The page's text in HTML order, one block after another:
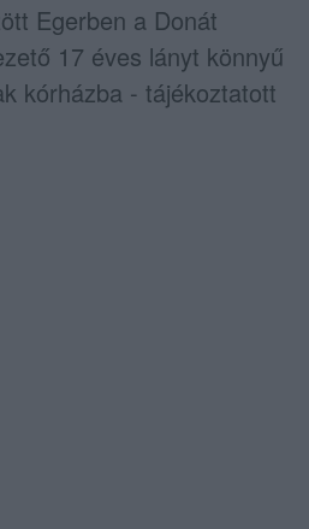
Egerben a Donát
17 éves lányt könnyű
kórházba - tájékoztatott